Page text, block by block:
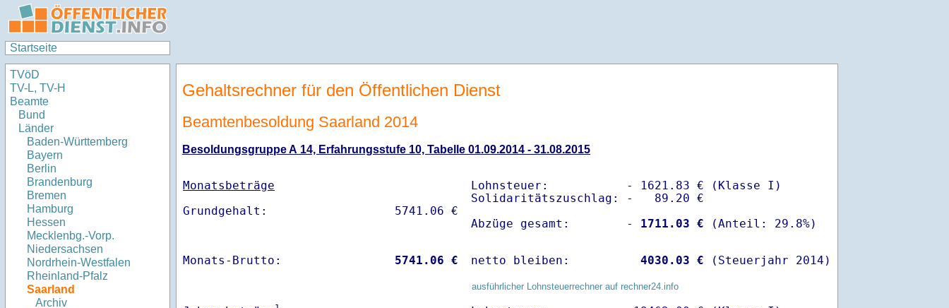
Startseite
TVöD
TV-L, TV-H
Beamte
Bund
Länder
Baden-Württemberg
Bayern
Berlin
Brandenburg
Bremen
Hamburg
Hessen
Mecklenbg.-Vorp.
Niedersachsen
Nordrhein-Westfalen
Rheinland-Pfalz
Saarland
Archiv
Gehaltsrechner für den Öffentlichen Dienst
Beamtenbesoldung Saarland 2014
Besoldungsgruppe A 14, Erfahrungsstufe 10, Tabelle 01.09.2014 - 31.08.2015
Monatsbeträge
Lohnsteuer:           - 1621.83 € (Klasse I)
Solidaritätszuschlag: -   89.20 €
Abzüge gesamt:        -
1711.03 €
Monats-Brutto: 5741.06 € netto bleiben: 4030.03 € (Steuerjahr 2014)
ausführlicher Lohnsteuerrechner auf rechner24.info